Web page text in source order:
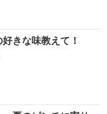
きな味教えて！